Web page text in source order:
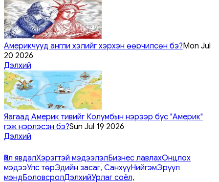
Америкчууд англи хэлийг хэрхэн өөрчилсөн бэ?Mon Jul
20 2026
Дэлхий
Яагаад Америк тивийг Колумбын нэрээр бус "Америк"
гэж нэрлэсэн бэ?Sun Jul 19 2026
Дэлхий
Үйл явдалХэрэгтэй мэдээлэлБизнес лавлахОнцлох
мэдээУлс төрЭдийн засаг, СанхүүНийгэмЭрүүл
мэндБоловсролДэлхийУрлаг соёл,